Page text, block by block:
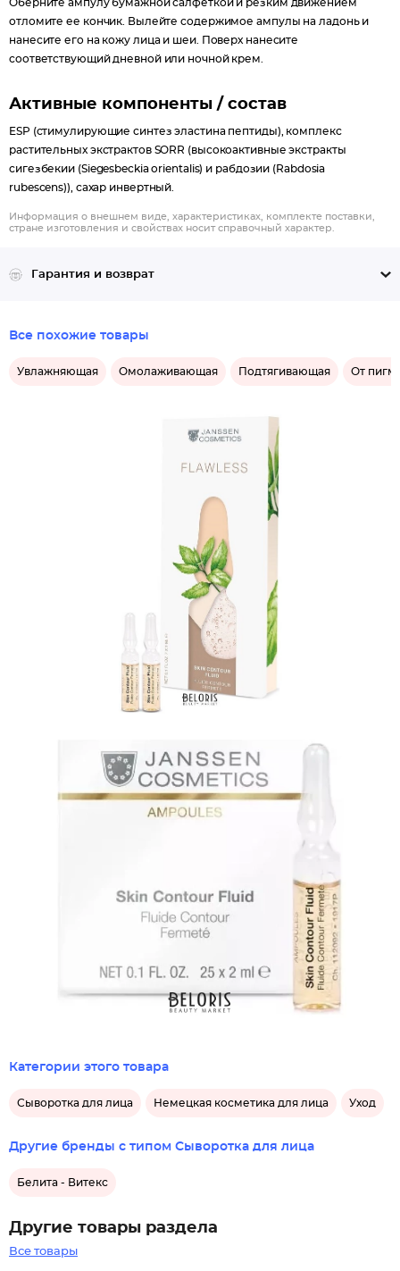
Оберните ампулу бумажной салфеткой и резким движением
отломите ее кончик. Вылейте содержимое ампулы на ладонь и
нанесите его на кожу лица и шеи. Поверх нанесите
соответствующий дневной или ночной крем.
Активные компоненты / состав
ESP (стимулирующие синтез эластина пептиды), комплекс
растительных экстрактов SORR (высокоактивные экстракты
сигезбекии (Siegesbeckia orientalis) и рабдозии (Rabdosia
rubescens)), сахар инвертный.
Информация о внешнем виде, характеристиках, комплекте поставки,
стране изготовления и свойствах носит справочный характер.
Гарантия и возврат
Все похожие товары
Увлажняющая Омолаживающая Подтягивающая От
Категории этого товара
Сыворотка для лица Немецкая косметика для лица Уход
Другие бренды с типом Сыворотка для лица
Белита - Витекс
Другие товары раздела
Все товары